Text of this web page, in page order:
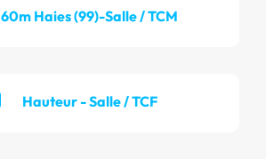
60m Haies (99)-Salle / TCM
Hauteur - Salle / TCF